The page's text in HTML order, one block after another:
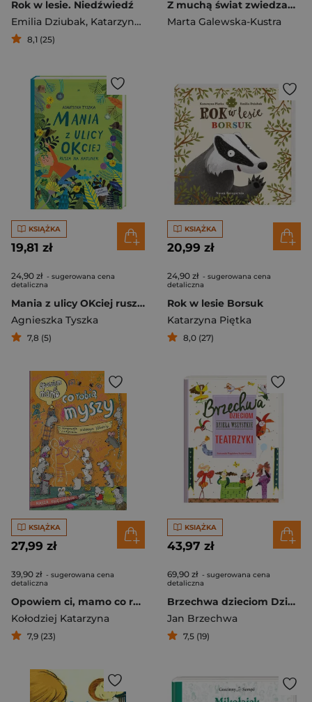
Rok w lesie. Niedźwiedź
Emilia Dziubak, Katarzyna Piętka
8,1 (25)
Z muchą świat zwiedzamy i opowiadamy
Marta Galewska-Kustra
KSIĄŻKA
19,81 zł
24,90 zł - sugerowana cena
detaliczna
Mania z ulicy OKciej rusza na ratunek
Agnieszka Tyszka
7,8 (5)
KSIĄŻKA
20,99 zł
24,90 zł - sugerowana cena
detaliczna
Rok w lesie Borsuk
Katarzyna Piętka
8,0 (27)
KSIĄŻKA
27,99 zł
39,90 zł - sugerowana cena
detaliczna
Opowiem ci, mamo co robią myszy
Kołodziej Katarzyna
7,9 (23)
KSIĄŻKA
43,97 zł
69,90 zł - sugerowana cena
detaliczna
Brzechwa dzieciom Dzieła wszystkie Teatrzyki
Jan Brzechwa
7,5 (19)